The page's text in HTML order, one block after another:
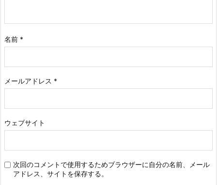
名前 *
メールアドレス *
ウェブサイト
次回のコメントで使用するためブラウザーに自分の名前、メール
アドレス、サイトを保存する。